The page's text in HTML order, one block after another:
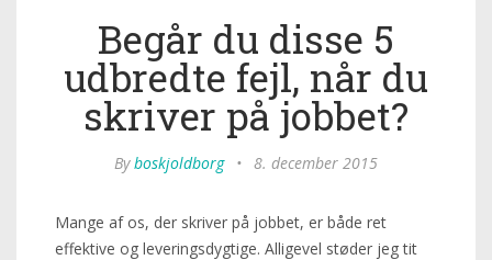
Begår du disse 5
udbredte fejl, når du
skriver på jobbet?
Byboskjoldborg • 8. december 2015
Mange af os, der skriver på jobbet, er både ret
effektive og leveringsdygtige. Alligevel støder jeg tit